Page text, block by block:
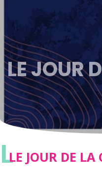
LE JOUR
LLE JOUR DE LA